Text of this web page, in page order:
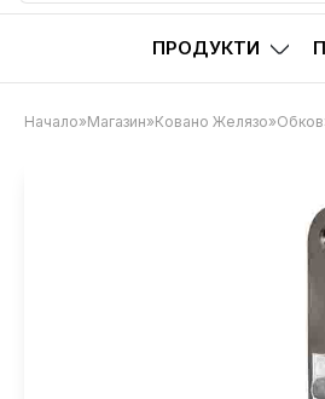
ПРОДУКТИ
Начало»Магазин»Ковано Желязо»Обков